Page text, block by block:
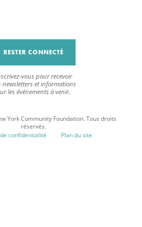
RESTER CONNECTÉ
vous pour recevoir
newsletters et informations
les événements à venir.
York Community Foundation. Tous droits
réservés.
confidentialité
Plan du site